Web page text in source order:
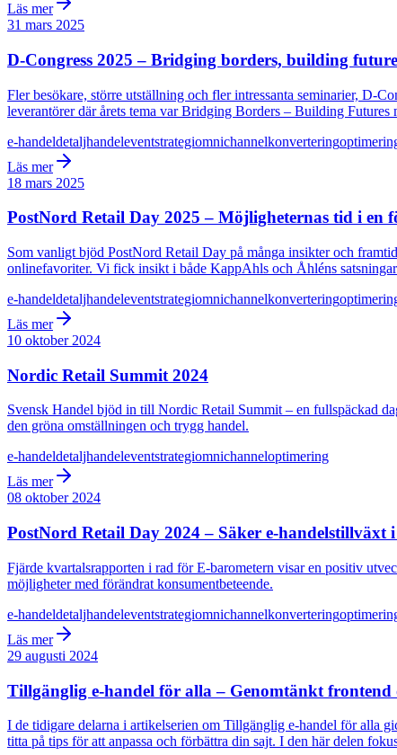
Läs mer
31 mars 2025
D-Congress 2025 – Bridging borders, building future
Fler besökare, större utställning och fler intressanta seminarier, D-
leverantörer där årets tema var Bridging Borders – Building
e-handeldetaljhandeleventstrategiomnichannelkonvertering
Läs mer
18 mars 2025
PostNord Retail Day 2025 – Möjligheternas tid i en
Som vanligt bjöd PostNord Retail Day på många insikter och
onlinefavoriter. Vi fick insikt i både KappAhls och Åhléns
e-handeldetaljhandeleventstrategiomnichannelkonvertering
Läs mer
10 oktober 2024
Nordic Retail Summit 2024
Svensk Handel bjöd in till Nordic Retail Summit – en fullspäckad
den gröna omställningen och trygg handel.
e-handeldetaljhandeleventstrategiomnichanneloptimering
Läs mer
08 oktober 2024
PostNord Retail Day 2024 – Säker e-
Fjärde kvartalsrapporten i rad för E-barometern visar en positiv
möjligheter med förändrat konsumentbeteende.
e-handeldetaljhandeleventstrategiomnichannelkonvertering
Läs mer
29 augusti 2024
Tillgänglig e-handel för alla – Genomtänkt frontend
I de tidigare delarna i artikelserien om Tillgänglig e-handel för alla
titta på tips för att anpassa och förbättra din sajt. I den här delen